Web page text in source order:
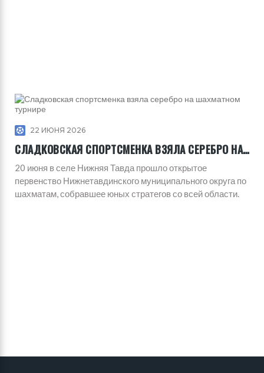
22 ИЮНЯ 2026
СЛАДКОВСКАЯ СПОРТСМЕНКА ВЗЯЛА СЕРЕБРО НА ШАХМАТНОМ ТУРНИРЕ
20 июня в селе Нижняя Тавда прошло открытое
первенство Нижнетавдинского муниципального округа по
шахматам, собравшее юных стратегов со всей области.